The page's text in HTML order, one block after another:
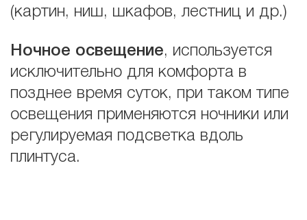
(картин, ниш, шкафов, лестниц и др.)
Ночное освещение, используется
исключительно для комфорта в
позднее время суток, при таком типе
освещения применяются ночники или
регулируемая подсветка вдоль
плинтуса.